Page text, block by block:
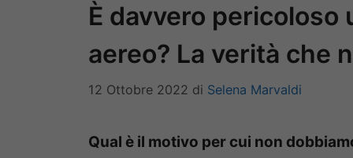
È davvero pericoloso
aereo? La verità che
12 Ottobre 2022 di Selena Marvaldi
Qual è il motivo per cui non